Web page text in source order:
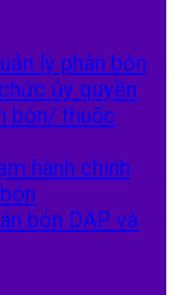
lý phân bón
ủy quyền
bón/ thuốc
hành chính
bón DAP và